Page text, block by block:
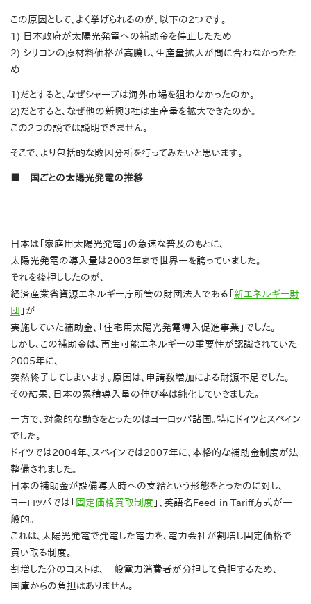
この原因として、よく挙げられるのが、以下の2つです。
1) 日本政府が太陽光発電への補助金を停止したため
2) シリコンの原材料価格が高騰し、生産量拡大が間に合わなかったた
め
1)だとすると、なぜシャープは海外市場を狙わなかったのか。
2)だとすると、なぜ他の新興3社は生産量を拡大できたのか。
この2つの説では説明できません。
そこで、より包括的な敗因分析を行ってみたいと思います。
■ 国ごとの太陽光発電の推移
日本は「家庭用太陽光発電」の急速な普及のもとに、
太陽光発電の導入量は2003年まで世界一を誇っていました。
それを後押ししたのが、
経済産業省資源エネルギー庁所管の財団法人である「 新エネルギー財
団 」が
実施していた補助金、「住宅用太陽光発電導入促進事業」でした。
しかし、この補助金は、再生可能エネルギーの重要性が認識されていた
2005年に、
突然終了してしまいます。原因は、申請数増加による財源不足でした。
その結果、日本の累積導入量の伸び率は鈍化していきました。
一方で、対象的な動きをとったのはヨーロッパ諸国。特にドイツとスペイン
でした。
ドイツでは2004年、スペインでは2007年に、本格的な補助金制度が法
整備されました。
日本の補助金が設備導入時への支給という形態をとったのに対し、
ヨーロッパでは「
固定価格買取制度 」、英語名Feed-in Tariff方式が一
般的。
これは、太陽光発電で発電した電力を、電力会社が割増し固定価格で
買い取る制度。
割増した分のコストは、一般電力消費者が分担して負担するため、
国庫からの負担はありません。